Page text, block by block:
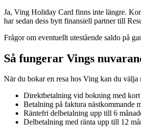
Ja, Ving Holiday Card finns inte längre.
har sedan dess bytt finansiell partner till
Frågor om eventuellt utestående saldo på
Så fungerar Vings
När du bokar en resa hos Ving kan du välja
Direktbetalning vid bokning med
Betalning på faktura nästkommande
Räntefri delbetalning upp till 6
Delbetalning med ränta upp till 12